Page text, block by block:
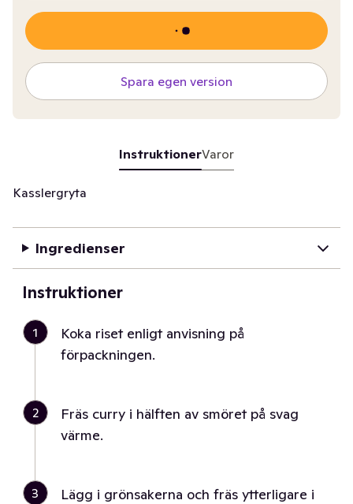
Spara egen version
InstruktionerVaror
Kasslergryta
Ingredienser
Instruktioner
1
Koka riset enligt anvisning på
förpackningen.
2
Fräs curry i hälften av smöret på svag
värme.
3
Lägg i grönsakerna och fräs ytterligare i